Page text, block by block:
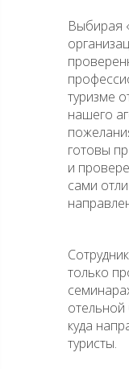
Выбирая
туризме
нашего
готовы
и
сами
только
куда
туристы.